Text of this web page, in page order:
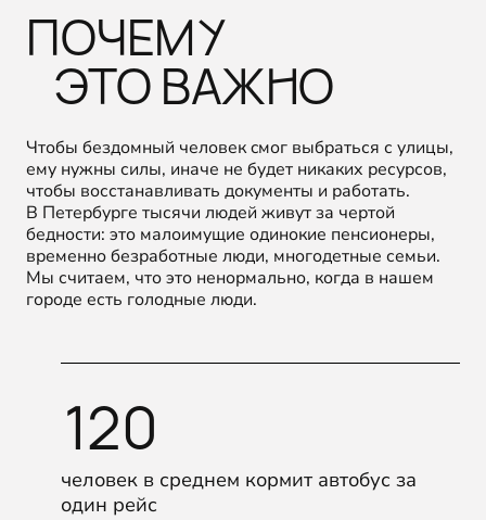
ПОЧЕМУ
ЭТО ВАЖНО
Чтобы бездомный человек cмог выбраться с улицы,
ему нужны силы, иначе не будет никаких ресурсов,
чтобы восстанавливать документы и работать.
В Петербурге тысячи людей живут за чертой
бедности: это малоимущие одинокие пенсионеры,
временно безработные люди, многодетные семьи.
Мы считаем, что это ненормально, когда в нашем
городе есть голодные люди.
120
человек в среднем кормит автобус за
один рейс